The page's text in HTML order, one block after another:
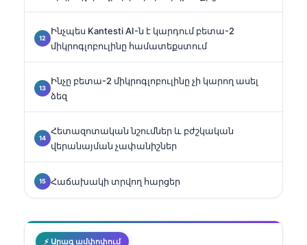
Ինչպես Kantesti AI-ն է կարդում բետա-2
միկրոգլոբուլինը համատեքստում
Ինչը բետա-2 միկրոգլոբուլինը չի կարող ասել
ձեզ
Հետազոտական նշումներ և բժշկական
վերանայման չափանիշներ
Հաճախակի տրվող հարցեր
⚡ Արագ ամփոփում